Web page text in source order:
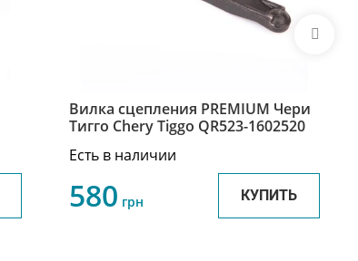
Вилка сцепления PREMIUM Чери
Тигго Chery Tiggo QR523-1602520
Есть в наличии
580 грн КУПИТЬ